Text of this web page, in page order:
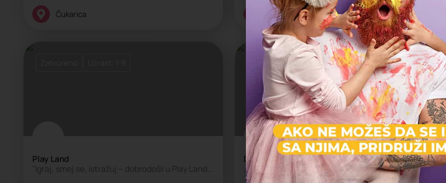
Čukarica Vračar
Play Land
"Igraj, smej se, istražuj – dobrodošli u Play Land!" 🚀
Dofi bar and play
🎉 Dofi Bar & Play – gde igra i zabava nikad ne staju!
Zatvoreno Uzrast: 1-8